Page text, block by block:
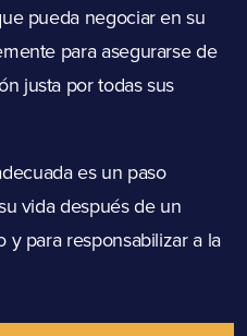
pueda negociar en su
para asegurarse de
justa por todas sus
es un paso
vida después de un
para responsabilizar a la